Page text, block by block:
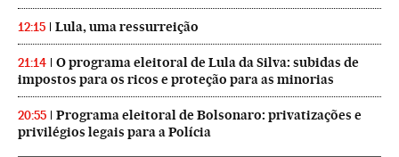
12:15 Lula, uma ressurreição
21:14
O programa eleitoral de Lula da Silva: subidas de
impostos para os ricos e proteção para as minorias
20:55
Programa eleitoral de Bolsonaro: privatizações e
privilégios legais para a Polícia